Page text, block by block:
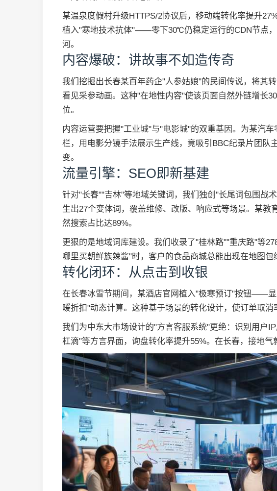
某温泉度假村升级HTTPS/2协议后，移动端转化率提升
植入"寒地技术抗体"——零下30℃仍稳定运行的CDN节点
河。
内容爆破：讲故事不如造传奇
我们挖掘出长春某百年药企"人参姑娘"的民间传说，将其
看见采参动画。这种"在地性内容"使该页面自然外链增长
位。
内容运营要把握"工业城"与"电影城"的双重基因。为某汽
栏，用电影分镜手法展示生产线，竟吸引BBC纪录片团队
变。
流量引擎：SEO即新基建
针对"长春""吉林"等地域关键词，我们独创"长尾词包围战
生出27个变体词，覆盖维修、改版、响应式等场景。某教
然搜索占比达89%。
更狠的是地域词库建设。我们收录了"桂林路""重庆路"等
哪里买朝鲜族辣酱"时，客户的食品商城总能出现在地图包
转化闭环：从点击到收银
在长春冰雪节期间，某酒店官网植入"极寒预订"按钮——
暖折扣"动态计算。这种基于场景的转化设计，使订单取消
我们为中东大市场设计的"方言客服系统"更绝：识别用户
杠滴"等方言界面，询盘转化率提升55%。在长春，接地气